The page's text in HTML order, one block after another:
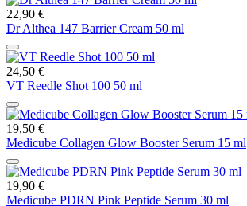
22,90 €
Dr Althea 147 Barrier Cream 50 ml
24,50 €
VT Reedle Shot 100 50 ml
19,50 €
Medicube Collagen Glow Booster Serum 15 ml
19,90 €
Medicube PDRN Pink Peptide Serum 30 ml